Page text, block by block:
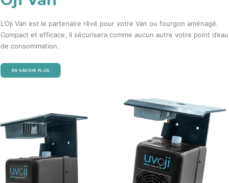
L’Oji Van est le partenaire rêvé pour votre Van ou fourgon aménagé.
Compact et efficace, il sécurisera comme aucun autre votre point d’eau
de consommation.
EN SAVOIR PLUS